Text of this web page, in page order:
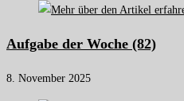
Aufgabe der Woche (82)
8. November 2025